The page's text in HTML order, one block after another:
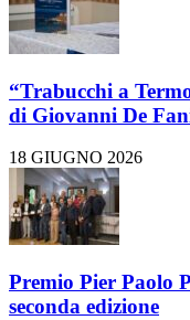
“Trabucchi a
di Giovanni De
18 GIUGNO 2026
Premio Pier Paolo
seconda edizione